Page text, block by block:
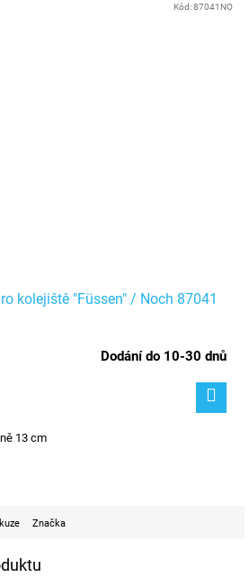
kolejiště "Füssen" / Noch 87041
Dodání do 10-30 dnů
13 cm
Kód:87041NO
Značka